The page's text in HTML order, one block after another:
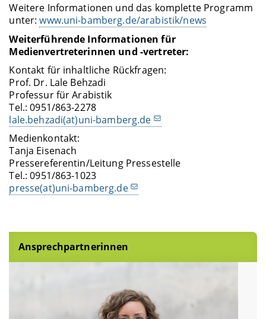
Weitere Informationen und das komplette Programm
unter:www.uni-bamberg.de/arabistik/news
Weiterführende Informationen für
Medienvertreterinnen und -vertreter:
Kontakt für inhaltliche Rückfragen:
Prof. Dr. Lale Behzadi
Professur für Arabistik
Tel.: 0951/863-2278
lale.behzadi(at)uni-bamberg.de
Medienkontakt:
Tanja Eisenach
Pressereferentin/Leitung Pressestelle
Tel.: 0951/863-1023
presse(at)uni-bamberg.de
Ansprechpartnerinnen